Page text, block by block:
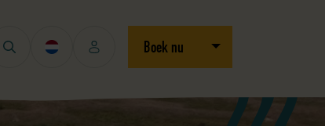
Boek nu Open/sluit dropdown